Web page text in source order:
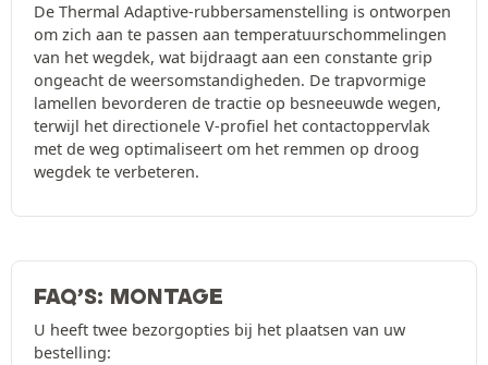
De Thermal Adaptive-rubbersamenstelling is ontworpen
om zich aan te passen aan temperatuurschommelingen
van het wegdek, wat bijdraagt aan een constante grip
ongeacht de weersomstandigheden. De trapvormige
lamellen bevorderen de tractie op besneeuwde wegen,
terwijl het directionele V-profiel het contactoppervlak
met de weg optimaliseert om het remmen op droog
wegdek te verbeteren.
FAQ’S: MONTAGE
U heeft twee bezorgopties bij het plaatsen van uw
bestelling: